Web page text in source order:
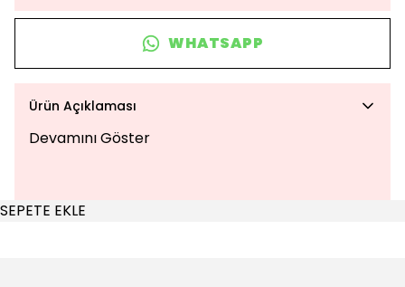
WHATSAPP
Ürün Açıklaması
Devamını Göster
SEPETE EKLE